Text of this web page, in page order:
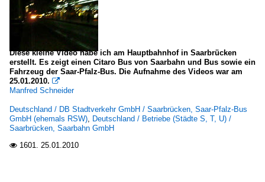
Diese kleine Video habe ich am Hauptbahnhof in Saarbrücken
erstellt. Es zeigt einen Citaro Bus von Saarbahn und Bus sowie ein
Fahrzeug der Saar-Pfalz-Bus. Die Aufnahme des Videos war am
25.01.2010. 
Manfred Schneider
Deutschland / DB Stadtverkehr GmbH / Saarbrücken, Saar-Pfalz-Bus
GmbH (ehemals RSW), Deutschland / Betriebe (Städte S, T, U) /
Saarbrücken, Saarbahn GmbH
 1601. 25.01.2010